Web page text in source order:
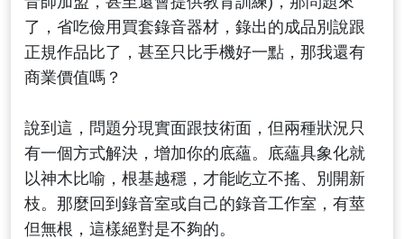
了，省吃儉用買套錄音器材，錄出的成品別說跟
正規作品比了，甚至只比手機好一點，那我還有
商業價值嗎？
說到這，問題分現實面跟技術面，但兩種狀況只
有一個方式解決，增加你的底蘊。底蘊具象化就
以神木比喻，根基越穩，才能屹立不搖、別開新
枝。那麼回到錄音室或自己的錄音工作室，有莖
但無根，這樣絕對是不夠的。